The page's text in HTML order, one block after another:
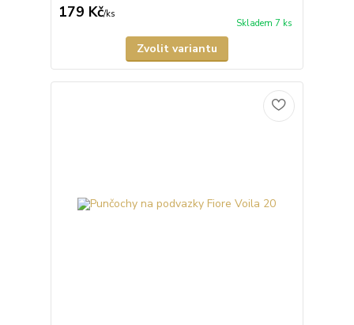
179 Kč/ks
Skladem 7 ks
Zvolit variantu